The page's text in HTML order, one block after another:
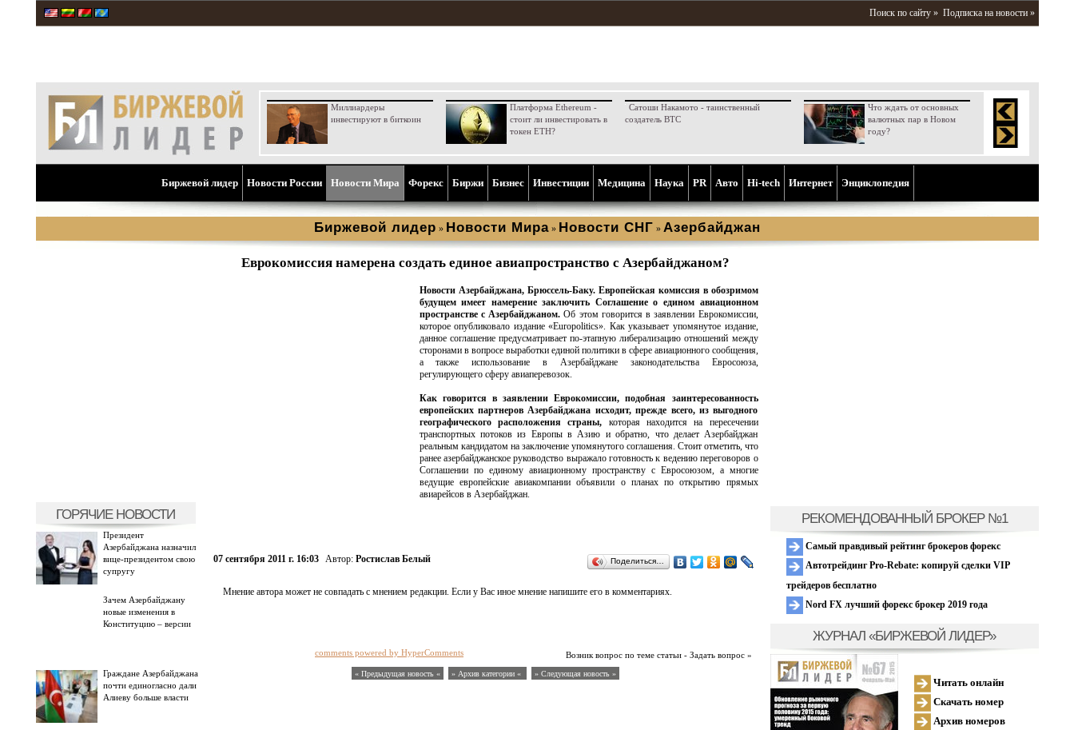
Поиск по сайту » Подписка на новости »
Миллиардеры
инвестируют в биткоин
Платформа Ethereum -
стоит ли инвестировать в
токен ETH?
Сатоши Накамото - таинственный
создатель BTC
Что ждать от основных
валютных пар в Новом
году?
Биржевой лидер Новости России Новости Мира Форекс Биржи Бизнес Инвестиции Медицина Наука PR Aвто Hi-tech Интернет Энциклопедия
Биржевой лидер » Новости Мира » Новости СНГ » Азербайджан
ГОРЯЧИЕ НОВОСТИ
Президент
Азербайджана назначил
вице-президентом свою
супругу
Зачем Азербайджану
новые изменения в
Конституцию – версии
Граждане Азербайджана
почти единогласно дали
Алиеву больше власти
Еврокомиссия намерена создать единое авиапространство с Азербайджаном?
Новости Азербайджана, Брюссель-Баку. Европейская комиссия в обозримом
будущем имеет намерение заключить Соглашение о едином авиационном
пространстве с Азербайджаном.Об этом говорится в заявлении Еврокомиссии,
которое опубликовало издание «Europolitics». Как указывает упомянутое издание,
данное соглашение предусматривает по-этапную либерализацию отношений между
сторонами в вопросе выработки единой политики в сфере авиационного сообщения,
а также использование в Азербайджане законодательства Евросоюза,
регулирующего сферу авиаперевозок.
Как говорится в заявлении Еврокомиссии, подобная заинтересованность
европейских партнеров Азербайджана исходит, прежде всего, из выгодного
географического расположения страны, которая находится на пересечении
транспортных потоков из Европы в Азию и обратно, что делает Азербайджан
реальным кандидатом на заключение упомянутого соглашения. Стоит отметить, что
ранее азербайджанское руководство выражало готовность к ведению переговоров о
Соглашении по единому авиационному пространству с Евросоюзом, а многие
ведущие европейские авиакомпании объявили о планах по открытию прямых
авиарейсов в Азербайджан.
07 сентября 2011 г. 16:03 Автор: Ростислав Белый Поделиться…
Мнение автора может не совпадать с мнением редакции. Если у Вас иное мнение напишите его в комментариях.
Возник вопрос по теме статьи - Задать вопрос »
comments powered by HyperComments
« Предыдущая новость « » Архив категории « » Следующая новость »
РЕКОМЕНДОВАННЫЙ БРОКЕР №1
Самый правдивый рейтинг брокеров форекс
Автотрейдинг Pro-Rebate: копируй сделки VIP
трейдеров бесплатно
Nord FX лучший форекс брокер 2019 года
ЖУРНАЛ «БИРЖЕВОЙ ЛИДЕР»
Читать онлайн
Скачать номер
Архив номеров